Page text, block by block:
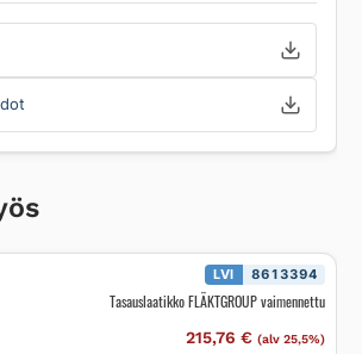
LVI 8613394
Tasauslaatikko FLÄKTGROUP vaimennettu
215,76 € (alv 25,5%)